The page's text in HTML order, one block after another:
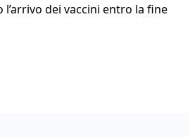
dei vaccini entro la fine